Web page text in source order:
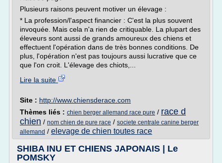
Plusieurs raisons peuvent motiver un élevage :
* La profession/l'aspect financier : C'est la plus souvent
invoquée. Mais cela n'a rien de critiquable. La plupart des
éleveurs sont aussi de grands amoureux des chiens et
effectuent l'opération dans de très bonnes conditions. De
plus, l'opération n'est pas toujours aussi lucrative que ce
que l'on croit. L'élevage des chiots,...
Lire la suite
Site : http://www.chiensderace.com
Thèmes liés : chien berger allemand race pure / race d
chien / nom chien de pure race / societe centrale canine berger
allemand / elevage de chien toutes race
SHIBA INU ET CHIENS JAPONAIS | Le
POMSKY